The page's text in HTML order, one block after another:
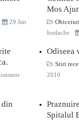
29 Jan
Mos
Iordache
Odiseea
Stiri
2010
Spitalul